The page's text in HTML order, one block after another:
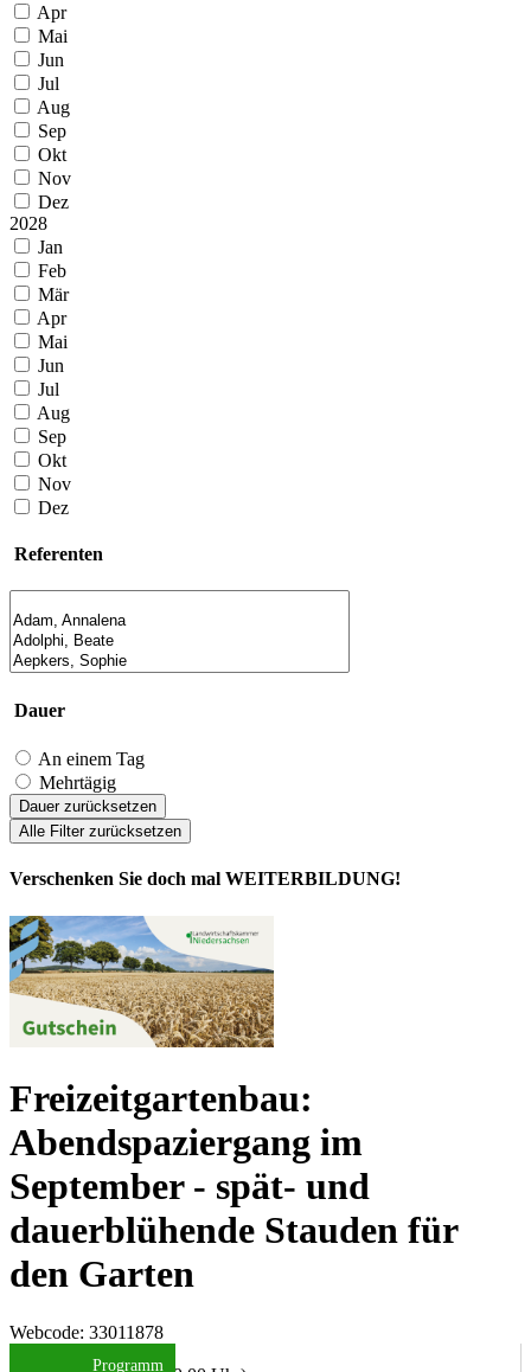
Apr
Mai
Jun
Jul
Aug
Sep
Okt
Nov
Dez
2028
Jan
Feb
Mär
Apr
Mai
Jun
Jul
Aug
Sep
Okt
Nov
Dez
Referenten
Dauer
An einem Tag
Mehrtägig
Dauer zurücksetzen
Alle Filter zurücksetzen
Verschenken Sie doch mal WEITERBILDUNG!
Freizeitgartenbau:
Abendspaziergang im
September - spät- und
dauerblühende Stauden für
den Garten
Webcode: 33011878
Programm